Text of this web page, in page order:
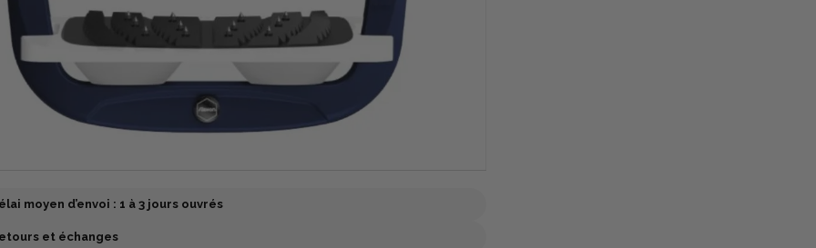
moyen d’envoi : 1 à 3 jours ouvrés
et échanges